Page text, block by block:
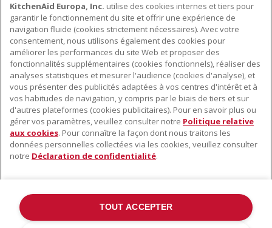
KITCHENWARE
À PROPOS DE KITCHENAID
À propos de KitchenAid
Histoire de la marque
Communiqués de presse
ODR
NOS PRODUITS
Petits électroménagers
Matériel de cuisine
Accessoires
SERVICE CLIENT
Trouver un magasin
KitchenAid Europa, Inc. utilise des cookies internes et tiers pour
garantir le fonctionnement du site et offrir une expérience de
navigation fluide (cookies strictement nécessaires). Avec votre
consentement, nous utilisons également des cookies pour
améliorer les performances du site Web et proposer des
fonctionnalités supplémentaires (cookies fonctionnels), réaliser des
analyses statistiques et mesurer l'audience (cookies d'analyse), et
vous présenter des publicités adaptées à vos centres d'intérêt et à
vos habitudes de navigation, y compris par le biais de tiers et sur
d'autres plateformes (cookies publicitaires). Pour en savoir plus ou
gérer vos paramètres, veuillez consulter notre Politique relative
aux cookies. Pour connaître la façon dont nous traitons les
données personnelles collectées via les cookies, veuillez consulter
notre Déclaration de confidentialité.
TOUT ACCEPTER